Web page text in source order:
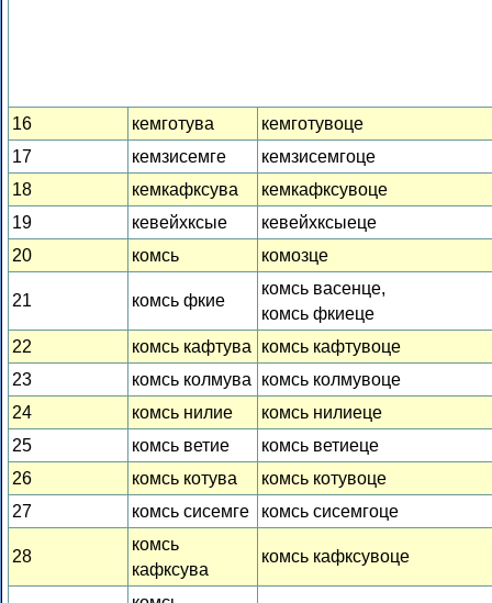
16 кемготува
кемготувоце
17
кемзисемге
кемзисемгоце
18
кемкафксува
кемкафксувоце
19
кевейхксые
кевейхксыеце
20
комсь комозце
21 комсь фкие
комсь васенце,
комсь фкиеце
22
комсь кафтува
комсь кафтувоце
23
комсь колмува
комсь колмувоце
24
комсь нилие
комсь нилиеце
25
комсь ветие
комсь ветиеце
26
комсь котува
комсь котувоце
27
комсь сисемге комсь сисемгоце
28
комсь
кафксува
комсь кафксувоце